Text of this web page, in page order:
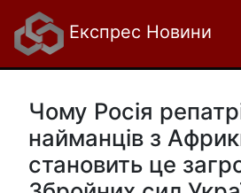
Експрес Новини
Чому Росія
найманців з
становить це